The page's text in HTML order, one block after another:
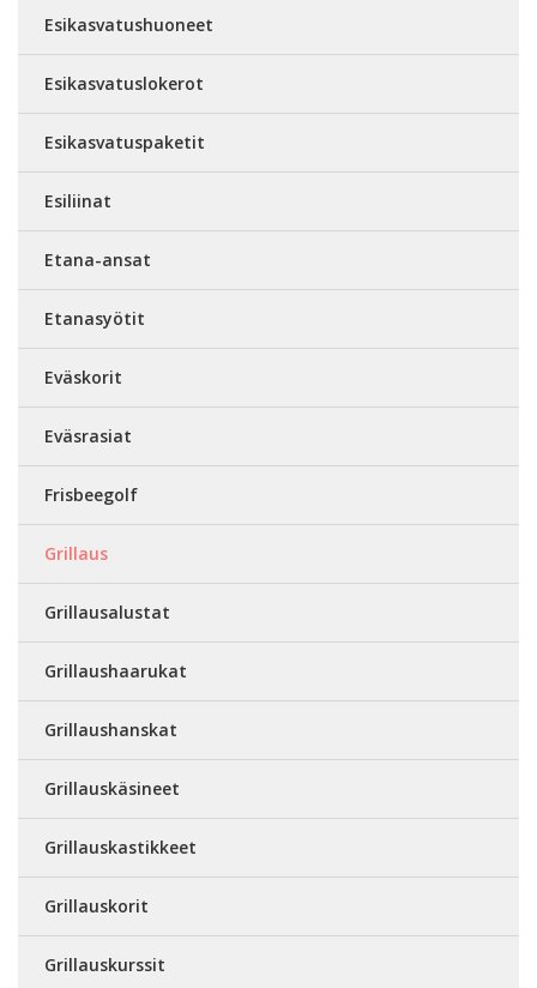
Esikasvatushuoneet
Esikasvatuslokerot
Esikasvatuspaketit
Esiliinat
Etana-ansat
Etanasyötit
Eväskorit
Eväsrasiat
Frisbeegolf
Grillaus
Grillausalustat
Grillaushaarukat
Grillaushanskat
Grillauskäsineet
Grillauskastikkeet
Grillauskorit
Grillauskurssit